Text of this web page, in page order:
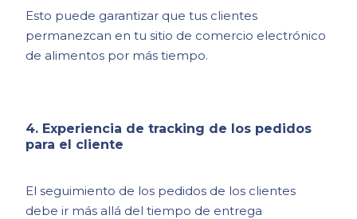
Esto puede garantizar que tus clientes
permanezcan en tu sitio de comercio electrónico
de alimentos por más tiempo.
4. Experiencia de tracking de los pedidos
para el cliente
El seguimiento de los pedidos de los clientes
debe ir más allá del tiempo de entrega